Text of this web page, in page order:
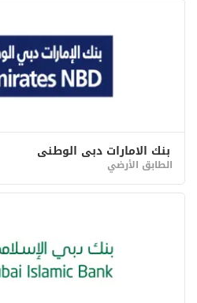
بنك الامارات دبي الوطني
الطابق الأرضي